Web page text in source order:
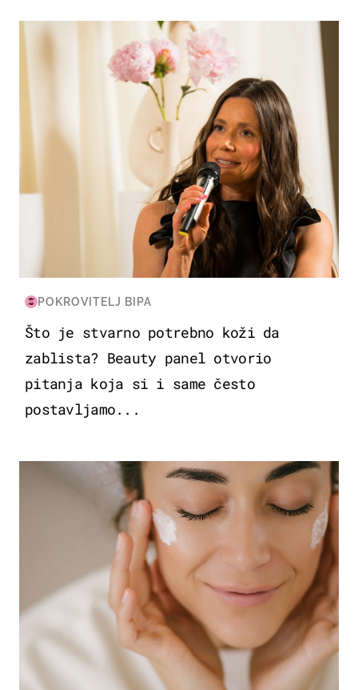
MODA & LJEPOTA
POKROVITELJ BIPA
Što je stvarno potrebno koži da
zablista? Beauty panel otvorio
pitanja koja si i same često
postavljamo...
MODA & LJEPOTA